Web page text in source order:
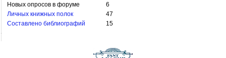
Новых опросов в форуме
6
Личных книжных полок
47
Составлено библиографий
15